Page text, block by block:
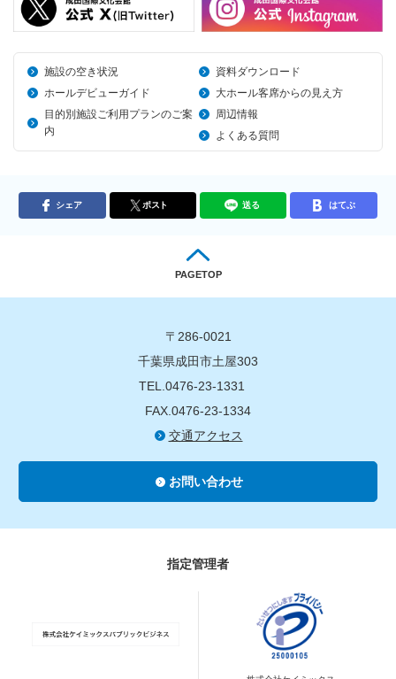
施設の空き状況
資料ダウンロード
ホールデビューガイド
大ホール客席からの見え方
目的別施設ご利用プランのご案
内
周辺情報
よくある質問
シェア ポスト 送る はてぶ
PAGETOP
〒286-0021
千葉県成田市土屋303
TEL.0476-23-1331
FAX.0476-23-1334
交通アクセス
お問い合わせ
指定管理者